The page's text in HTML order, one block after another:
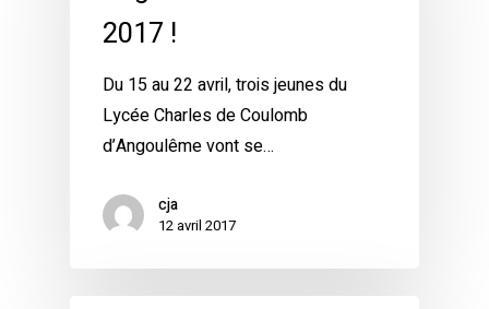
2017 !
Du 15 au 22 avril, trois jeunes du
Lycée Charles de Coulomb
d’Angoulême vont se…
cja
12 avril 2017